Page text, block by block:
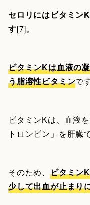
セロリにはビタミン
す[7]。
ビタミンKは血液の
う脂溶性ビタミンで
ビタミンKは、血液
トロンビン」を肝臓
そのため、 ビタミン
少して出血が止まり